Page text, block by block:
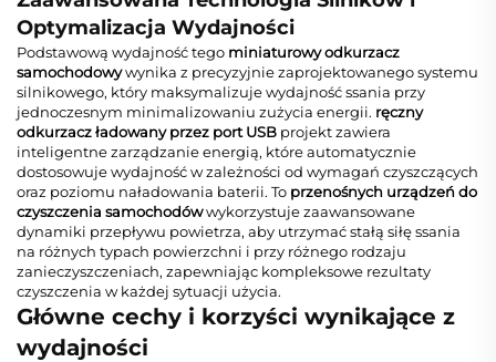
Optymalizacja Wydajności
Podstawową wydajność tego miniaturowy odkurzacz
samochodowywynika z precyzyjnie zaprojektowanego systemu
silnikowego, który maksymalizuje wydajność ssania przy
jednoczesnym minimalizowaniu zużycia energii. ręczny
odkurzacz ładowany przez port USB projekt zawiera
inteligentne zarządzanie energią, które automatycznie
dostosowuje wydajność w zależności od wymagań czyszczących
oraz poziomu naładowania baterii. To przenośnych urządzeń do
czyszczenia samochodówwykorzystuje zaawansowane
dynamiki przepływu powietrza, aby utrzymać stałą siłę ssania
na różnych typach powierzchni i przy różnego rodzaju
zanieczyszczeniach, zapewniając kompleksowe rezultaty
czyszczenia w każdej sytuacji użycia.
Główne cechy i korzyści wynikające z
wydajności